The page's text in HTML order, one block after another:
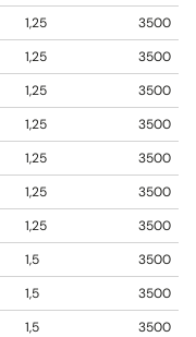
1,25
3500
1,25
3500
1,25
3500
1,25
3500
1,25
3500
1,25
3500
1,25
3500
1,5
3500
1,5
3500
1,5
3500